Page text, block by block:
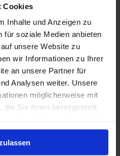
Cookies
Inhalte und Anzeigen zu
für soziale Medien anbieten
unsere Website zu
wir Informationen zu Ihrer
an unsere Partner für
Analysen weiter. Unsere
möglicherweise mit
die Sie ihnen bereitgestellt
Tromsø
1 alternatieven